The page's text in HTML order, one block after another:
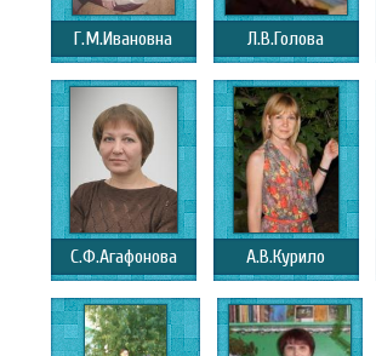
Г.М.Ивановна Л.В.Голова
С.Ф.Агафонова А.В.Курило